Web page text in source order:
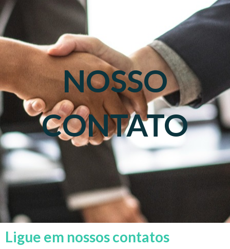
NOSSO
CONTATO
Ligue em nossos contatos